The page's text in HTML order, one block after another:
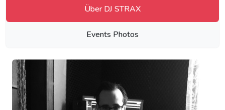
Über DJ STRAX
Events Photos